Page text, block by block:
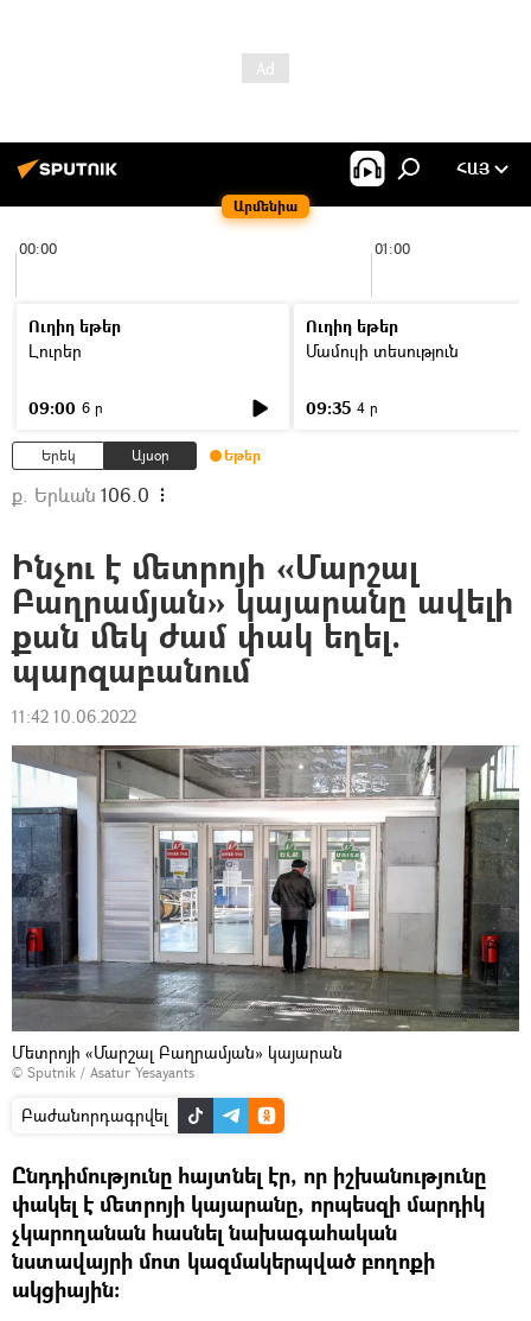
Արմենիա
ՀԱՅ
00:00 01:00
Ուղիղ եթեր
Լուրեր
09:00 6 ր
Ուղիղ եթեր
Մամուլի տեսություն
09:35 4 ր
Երեկ Այսօր Եթեր
ք. Երևան 106.0
Ինչու է մետրոյի «Մարշալ
Բաղրամյան» կայարանը ավելի
քան մեկ ժամ փակ եղել.
պարզաբանում
11:42 10.06.2022
Մետրոյի «Մարշալ Բաղրամյան» կայարան
© Sputnik / Asatur Yesayants
Բաժանորդագրվել
Ընդդիմությունը հայտնել էր, որ իշխանությունը
փակել է մետրոյի կայարանը, որպեսզի մարդիկ
չկարողանան հասնել նախագահական
նստավայրի մոտ կազմակերպված բողոքի
ակցիային: